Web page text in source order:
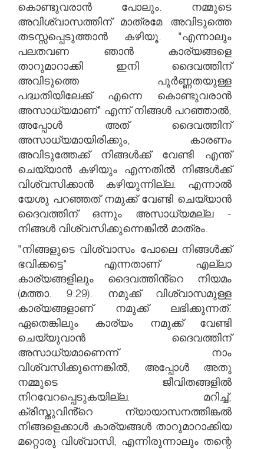
കൊണ്ടുവരാൻ പോലും. നമ്മുടെ
അവിശ്വാസത്തിന് മാത്രമേ അവിടുത്തെ
തടസ്സപ്പെടുത്താൻ കഴിയൂ. "എന്നാലും
പലതവണ ഞാൻ കാര്യങ്ങളെ
താറുമാറാക്കി ഇനി ദൈവത്തിന്
അവിടുത്തെ പൂർണ്ണതയുള്ള
പദ്ധതിയിലേക്ക് എന്നെ കൊണ്ടുവരാൻ
അസാധ്യമാണ്" എന്ന് നിങ്ങൾ പറഞ്ഞാൽ,
അപ്പോൾ അത് ദൈവത്തിന്
അസാധ്യമായിരിക്കും, കാരണം
അവിടുത്തേക്ക് നിങ്ങൾക്ക് വേണ്ടി എന്ത്
ചെയ്യാൻ കഴിയും എന്നതിൽ നിങ്ങൾക്ക്
വിശ്വസിക്കാൻ കഴിയുന്നില്ല. എന്നാൽ
യേശു പറഞ്ഞത് നമുക്ക് വേണ്ടി ചെയ്യാൻ
ദൈവത്തിന് ഒന്നും അസാധ്യമല്ല -
നിങ്ങൾ വിശ്വസിക്കുന്നെങ്കിൽ മാത്രം.
"നിങ്ങളുടെ വിശ്വാസം പോലെ നിങ്ങൾക്ക്
ഭവിക്കട്ടെ" എന്നതാണ് എല്ലാ
കാര്യങ്ങളിലും ദൈവത്തിൻ്റെ നിയമം
(മത്താ. 9:29). നമുക്ക് വിശ്വാസമുള്ള
കാര്യങ്ങളാണ് നമുക്ക് ലഭിക്കുന്നത്.
ഏതെങ്കിലും കാര്യം നമുക്ക് വേണ്ടി
ചെയ്യുവാൻ ദൈവത്തിന്
അസാധ്യമാണെന്ന് നാം
വിശ്വസിക്കുന്നെങ്കിൽ, അപ്പോൾ അതു
നമ്മുടെ ജീവിതങ്ങളിൽ
നിറവേറപ്പെടുകയില്ല. മറിച്ച്,
ക്രിസ്തുവിൻ്റെ ന്യായാസനത്തിങ്കൽ
നിങ്ങളെക്കാൾ കാര്യങ്ങൾ താറുമാറാക്കിയ
മറ്റൊരു വിശ്വാസി, എന്നിരുന്നാലും തന്റെ